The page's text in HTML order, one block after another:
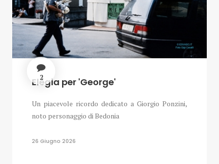
2
Elegia per 'George'
Un piacevole ricordo dedicato a Giorgio Ponzini,
noto personaggio di Bedonia
26 Giugno 2026